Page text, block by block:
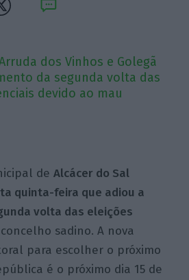
dos Vinhos e Golegã
da segunda volta das
devido ao mau
deAlcácer do Sal
quinta-feira que adiou a
volta das eleições
sadino. A nova
para escolher o próximo
é o próximo dia 15 de